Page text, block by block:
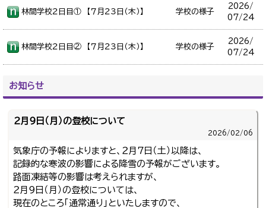
林間学校２日目① 【７月２３日（木）】 学校の様子
2026/
07/24
林間学校２日目② 【７月２３日（木）】 学校の様子
2026/
07/24
お知らせ
２月９日（月）の登校について
2026/02/06
気象庁の予報によりますと、２月７日（土）以降は、
記録的な寒波の影響による降雪の予報がございます。
路面凍結等の影響は考えられますが、
２月９日（月）の登校については、
現在のところ「通常通り」といたしますので、